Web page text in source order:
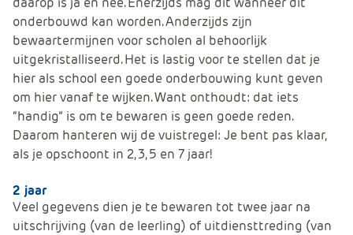
onderbouwd kan worden. Anderzijds zijn
bewaartermijnen voor scholen al behoorlijk
uitgekristalliseerd. Het is lastig voor te stellen dat je
hier als school een goede onderbouwing kunt geven
om hier vanaf te wijken. Want onthoudt: dat iets
“handig” is om te bewaren is geen goede reden.
Daarom hanteren wij de vuistregel: Je bent pas klaar,
als je opschoont in 2, 3, 5 en 7 jaar!
2 jaar
Veel gegevens dien je te bewaren tot twee jaar na
uitschrijving (van de leerling) of uitdiensttreding (van